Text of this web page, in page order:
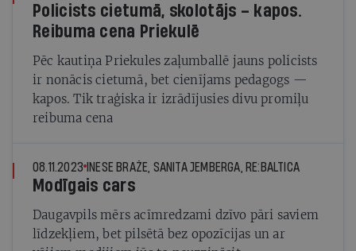
Policists cietumā, skolotājs – kapos.
Reibuma cena Priekulē
Pēc kautiņa Priekules zaļumballē jauns policists
ir nonācis cietumā, bet cienījams pedagogs —
kapos. Tik traģiska ir izrādījusies divu promiļu
reibuma cena
08.11.2023 INESE BRAŽE, SANITA JEMBERGA, RE:BALTICA
Modīgais cars
Daugavpils mērs acīmredzami dzīvo pāri saviem
līdzekļiem, bet pilsētā bez opozīcijas un ar